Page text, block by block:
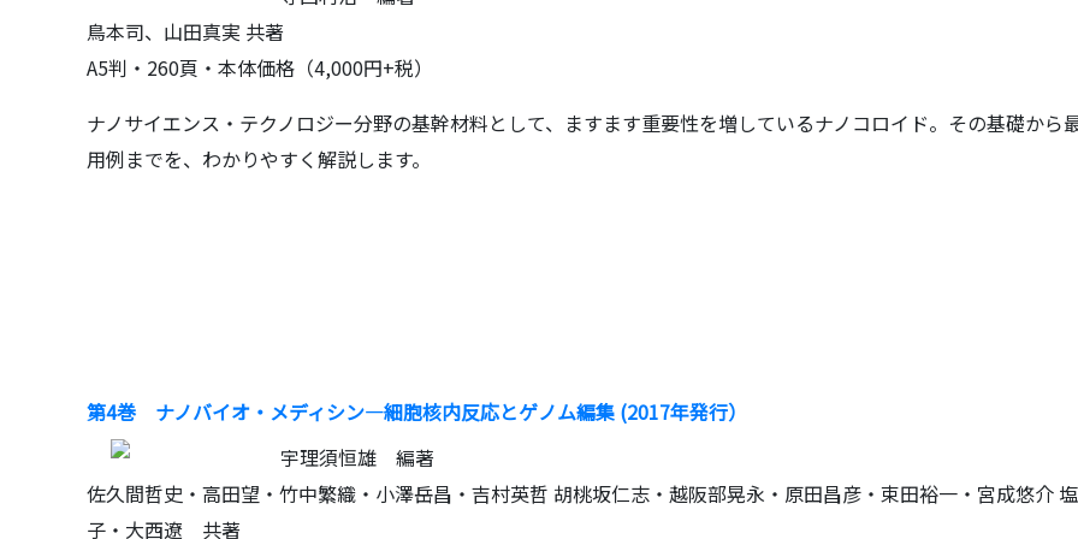
鳥本司、山田真実 共著
A5判・260頁・本体価格（4,000円+税）
ナノサイエンス・テクノロジー分野の基幹材料として、ますます重要性を増しているナノコロイド。その基礎から
用例までを、わかりやすく解説します。
第4巻 ナノバイオ・メディシン―細胞核内反応とゲノム編集 (2017年発行）
宇理須恒雄 編著
佐久間哲史・高田望・竹中繁織・小澤岳昌・吉村英哲 胡桃坂仁志・越阪部晃永・原田昌彦・束田裕一・宮成悠介
子・大西遼 共著